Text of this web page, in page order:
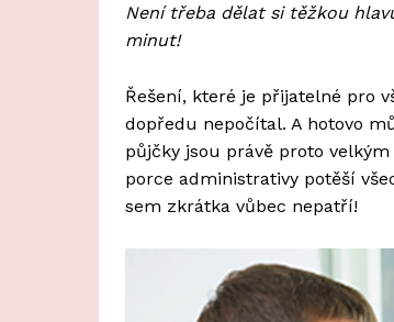
Není třeba dělat si těžkou
minut!
Řešení, které je přijatelné pro
dopředu nepočítal. A hotovo
půjčky jsou právě proto
porce administrativy potěší
sem zkrátka vůbec nepatří!